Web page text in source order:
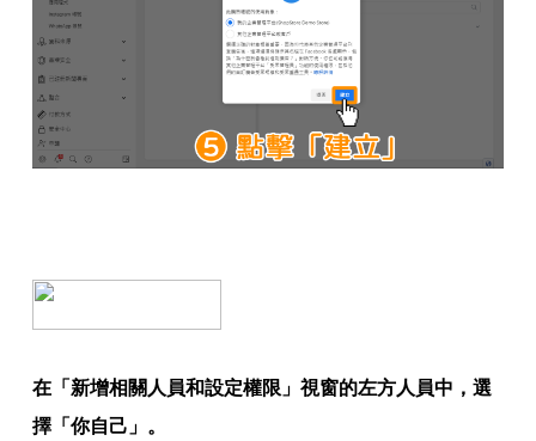
在「新增相關人員和設定權限」視窗的左方人員中，選
擇「你自己」。